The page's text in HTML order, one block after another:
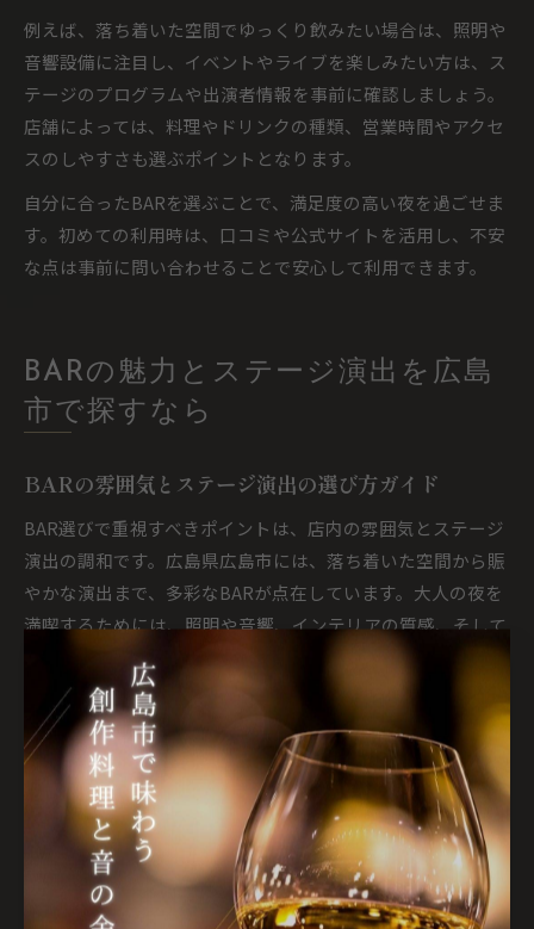
例えば、落ち着いた空間でゆっくり飲みたい場合は、照明や
音響設備に注目し、イベントやライブを楽しみたい方は、ス
テージのプログラムや出演者情報を事前に確認しましょう。
店舗によっては、料理やドリンクの種類、営業時間やアクセ
スのしやすさも選ぶポイントとなります。
自分に合ったBARを選ぶことで、満足度の高い夜を過ごせま
す。初めての利用時は、口コミや公式サイトを活用し、不安
な点は事前に問い合わせることで安心して利用できます。
BARの魅力とステージ演出を広島
市で探すなら
BARの雰囲気とステージ演出の選び方ガイド
BAR選びで重視すべきポイントは、店内の雰囲気とステージ
演出の調和です。広島県広島市には、落ち着いた空間から賑
やかな演出まで、多彩なBARが点在しています。大人の夜を
満喫するためには、照明や音響、インテリアの質感、そして
ステージの有無や内容を事前にチェックすることが大切で
たとえば、静かに語らいたい夜にはシンプルな演出のBAR
を、盛り上がりたい時にはライブやパフォーマンスが楽しめ
るステージ付きBARが最適です。店内の広さや席の配置も重
要で、グループや接待、カップルなど利用シーンに応じて最
適な店舗を選びましょう。
また、イベント開催の有無や営業時間なども事前に確認して